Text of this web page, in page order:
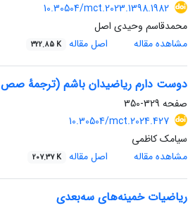
10.30504/mct.2023.1398.1982
محمد‌قاسم وحیدی اصل
مشاهده مقاله
اصل مقاله 322.85 K
دوست دارم ریاضیدان باشم (ترجمهٔ صص ۲۵۳-۲۶۹)
صفحه 329-350
10.30504/mct.2024.427
سیامک کاظمی
مشاهده مقاله
اصل مقاله 207.37 K
ریاضیات خمینه‌های سه‌بعدی